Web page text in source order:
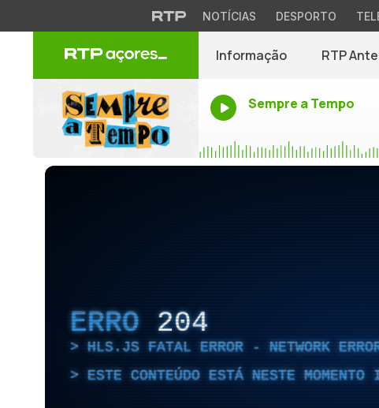
NOTÍCIAS DESPORTO
Informação RTP
Sempre a Tempo
ERRO 204
HLS.JS FATAL ERROR - NETWORK
ESTE CONTEÚDO ESTÁ NESTE